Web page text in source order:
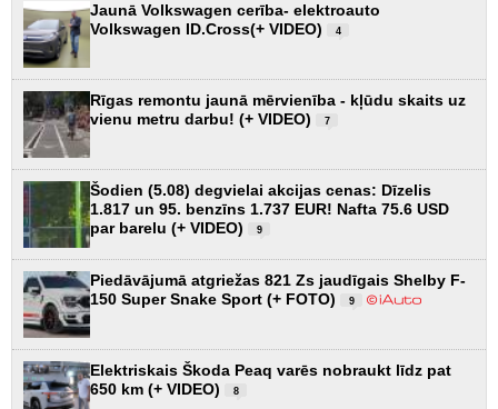
Jaunā Volkswagen cerība- elektroauto
Volkswagen ID.Cross(+ VIDEO)
4
Rīgas remontu jaunā mērvienība - kļūdu skaits uz
vienu metru darbu! (+ VIDEO)
7
Šodien (5.08) degvielai akcijas cenas: Dīzelis
1.817 un 95. benzīns 1.737 EUR! Nafta 75.6 USD
par barelu (+ VIDEO)
9
Piedāvājumā atgriežas 821 Zs jaudīgais Shelby F-
150 Super Snake Sport (+ FOTO)
9
Elektriskais Škoda Peaq varēs nobraukt līdz pat
650 km (+ VIDEO)
8